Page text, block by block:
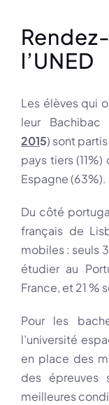
l’UNED
Les élèves qui
leur
2015) sont
pays tiers
Espagne (63%).
Du côté
français de
mobiles : seuls
étudier au
France, et 21 %
Pour les
l’université
en place des
des épreuves
meilleures